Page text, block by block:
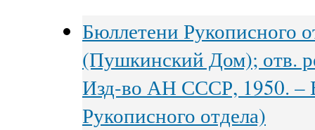
Бюллетени
(Пушкинский Дом); отв.
Изд-во АН СССР, 1950. –
Рукописного отдела)